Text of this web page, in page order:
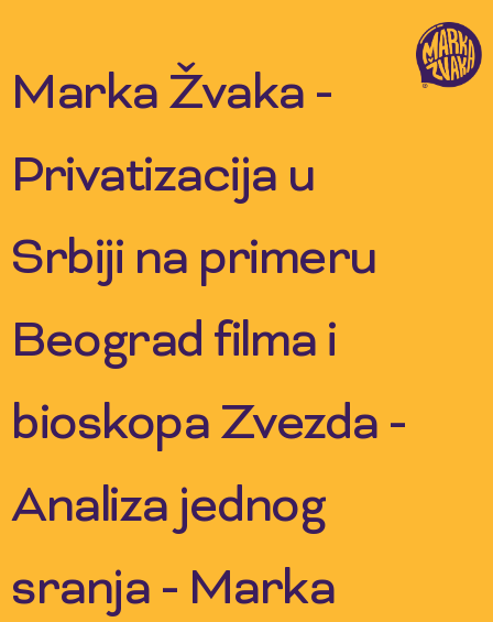
Marka Žvaka -
Privatizacija u
Srbiji na primeru
Beograd filma i
bioskopa Zvezda -
Analiza jednog
sranja - Marka